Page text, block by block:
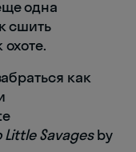
одна
сшить
как
Little Savagesby